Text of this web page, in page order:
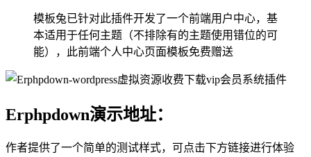
模板兔已针对此插件开发了一个前端用户中心，基
本适用于任何主题（不排除有的主题使用错位的可
能），此前端个人中心页面模板免费赠送
Erphpdown演示地址：
作者提供了一个简单的测试样式，可点击下方链接进行体验